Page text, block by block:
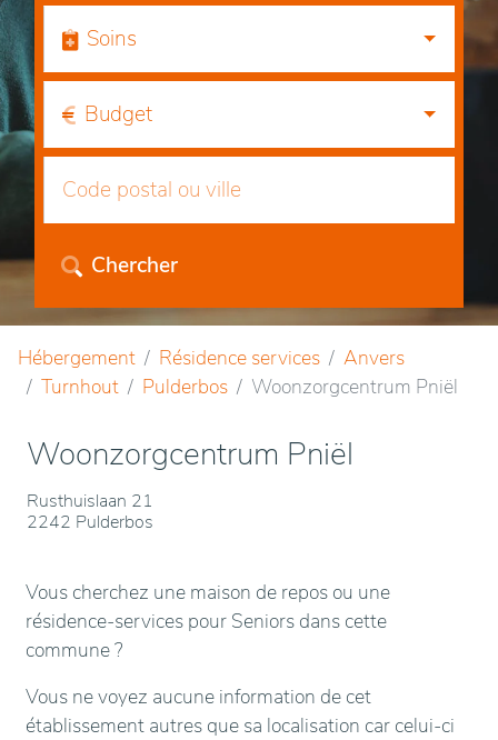
Soins
Budget
Chercher
Hébergement Résidence services
Anvers
Turnhout
Pulderbos Woonzorgcentrum Pniël
Woonzorgcentrum Pniël
Rusthuislaan 21
2242 Pulderbos
Vous cherchez une maison de repos ou une
résidence-services pour Seniors dans cette
commune ?
Vous ne voyez aucune information de cet
établissement autres que sa localisation car celui-ci